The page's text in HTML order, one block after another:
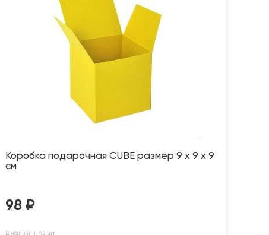
Коробка подарочная CUBE размер 9 x 9 x 9
см
98 ₽
В наличии: 43 шт